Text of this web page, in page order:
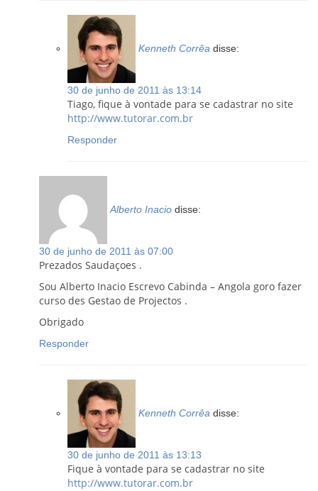
Kenneth Corrêa disse:
30 de junho de 2011 às 13:14
Tiago, fique à vontade para se cadastrar no site
http://www.tutorar.com.br
Responder
Alberto Inacio disse:
30 de junho de 2011 às 07:00
Prezados Saudaçoes .
Sou Alberto Inacio Escrevo Cabinda – Angola goro fazer
curso des Gestao de Projectos .
Obrigado
Responder
Kenneth Corrêa disse:
30 de junho de 2011 às 13:13
Fique à vontade para se cadastrar no site
http://www.tutorar.com.br